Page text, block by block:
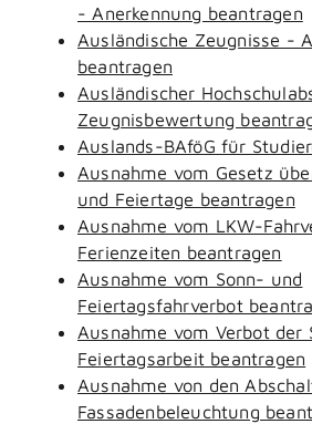
- Anerkennung beantragen
Ausländische Zeugnisse -
beantragen
Ausländischer
Zeugnisbewertung
Auslands-BAföG für
Ausnahme vom Gesetz
und Feiertage beantragen
Ausnahme vom LKW-
Ferienzeiten beantragen
Ausnahme vom Sonn- und
Feiertagsfahrverbot
Ausnahme vom Verbot der
Feiertagsarbeit beantragen
Ausnahme von den
Fassadenbeleuchtung